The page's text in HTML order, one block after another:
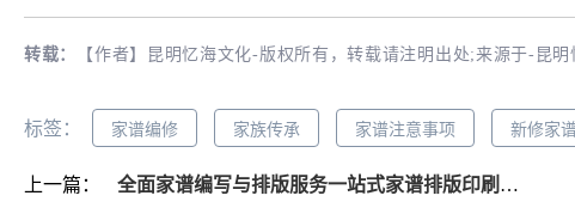
转载： 【作者】昆明忆海文化-版权所有，转载请注明出处;来源于-昆明
标签： 家谱编修 家族传承 家谱注意事项 新修家
上一篇： 全面家谱编写与排版服务一站式家谱排版印刷解决方案